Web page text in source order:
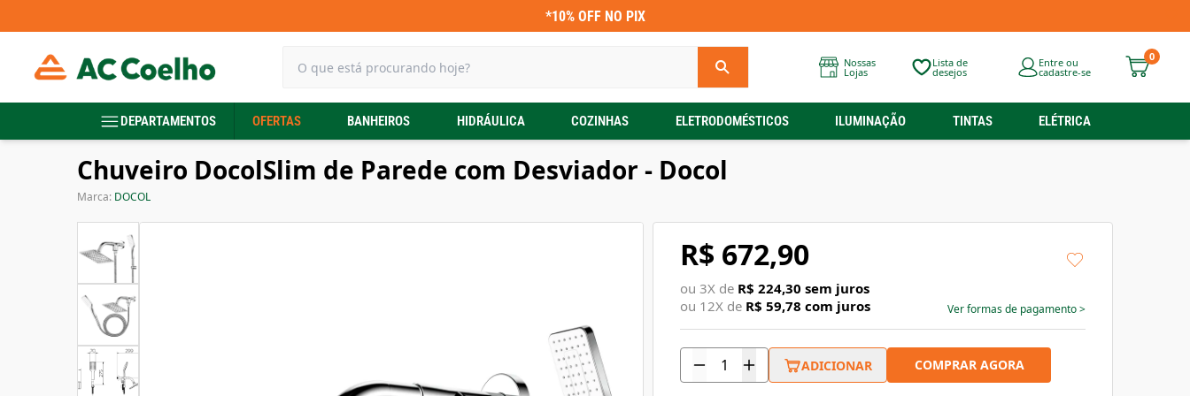
*10% OFF NO PIX
Nossas
Lojas
Lista de
desejos
Entre ou
cadastre-se
0
DEPARTAMENTOS OFERTAS BANHEIROS HIDRÁULICA COZINHAS ELETRODOMÉSTICOS ILUMINAÇÃO TINTAS ELÉTRICA
Chuveiro DocolSlim de Parede com Desviador - Docol
Marca: DOCOL
R$ 672,90
ou 3X de R$ 224,30 sem juros
ou 12X de R$ 59,78 com juros Ver formas de pagamento>
ADICIONAR COMPRAR AGORA